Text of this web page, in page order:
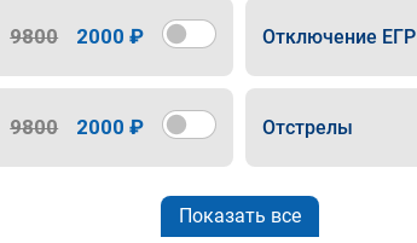
9800 2000 ₽ Отключение ЕГР
9800 2000 ₽ Отстрелы
Показать все